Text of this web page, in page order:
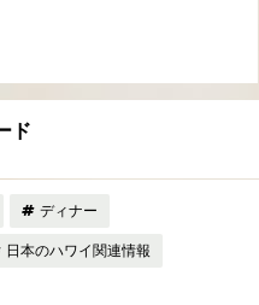
ド
ディナー
日本のハワイ関連情報